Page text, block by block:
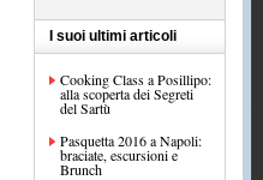
I suoi ultimi articoli
Cooking Class a Posillipo:
alla scoperta dei Segreti
del Sartù
Pasquetta 2016 a Napoli:
braciate, escursioni e
Brunch